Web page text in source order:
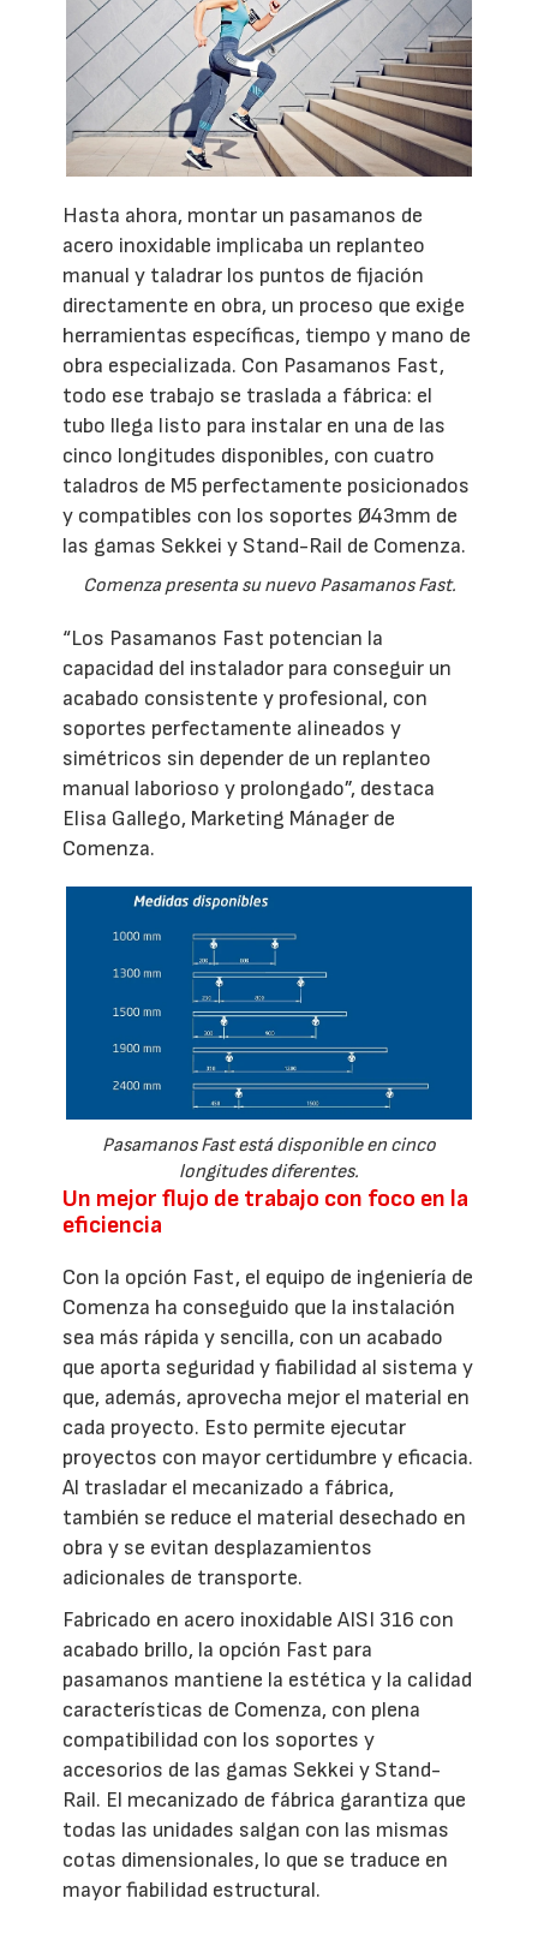
Hasta ahora, montar un pasamanos de
acero inoxidable implicaba un replanteo
manual y taladrar los puntos de fijación
directamente en obra, un proceso que exige
herramientas específicas, tiempo y mano de
obra especializada. Con Pasamanos Fast,
todo ese trabajo se traslada a fábrica: el
tubo llega listo para instalar en una de las
cinco longitudes disponibles, con cuatro
taladros de M5 perfectamente posicionados
y compatibles con los soportes Ø43mm de
las gamas Sekkei y Stand-Rail de Comenza.
Comenza presenta su nuevo Pasamanos Fast.
“Los Pasamanos Fast potencian la
capacidad del instalador para conseguir un
acabado consistente y profesional, con
soportes perfectamente alineados y
simétricos sin depender de un replanteo
manual laborioso y prolongado”, destaca
Elisa Gallego, Marketing Mánager de
Comenza.
Pasamanos Fast está disponible en cinco
longitudes diferentes.
Un mejor flujo de trabajo con foco en la
eficiencia
Con la opción Fast, el equipo de ingeniería de
Comenza ha conseguido que la instalación
sea más rápida y sencilla, con un acabado
que aporta seguridad y fiabilidad al sistema y
que, además, aprovecha mejor el material en
cada proyecto. Esto permite ejecutar
proyectos con mayor certidumbre y eficacia.
Al trasladar el mecanizado a fábrica,
también se reduce el material desechado en
obra y se evitan desplazamientos
adicionales de transporte.
Fabricado en acero inoxidable AISI 316 con
acabado brillo, la opción Fast para
pasamanos mantiene la estética y la calidad
características de Comenza, con plena
compatibilidad con los soportes y
accesorios de las gamas Sekkei y Stand-
Rail. El mecanizado de fábrica garantiza que
todas las unidades salgan con las mismas
cotas dimensionales, lo que se traduce en
mayor fiabilidad estructural.